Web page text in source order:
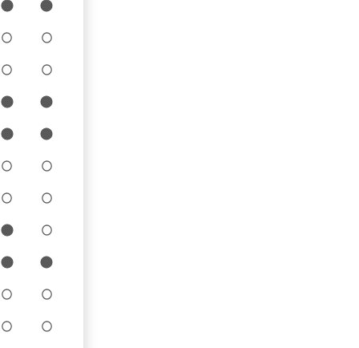
10
11
10
11
10
11
10
11
10
11
10
11
10
11
10
11
10
11
10
11
10
11